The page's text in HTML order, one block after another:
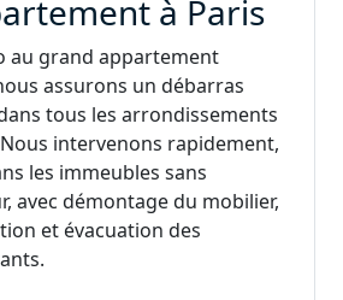
à Paris
au grand appartement
assurons un débarras
tous les arrondissements
intervenons rapidement,
les immeubles sans
avec démontage du mobilier,
et évacuation des